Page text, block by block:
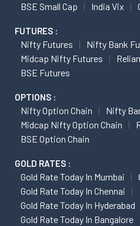
BSE Small Cap
India Vix
FUTURES :
Nifty Futures
Nifty Bank
Midcap Nifty Futures
BSE Futures
OPTIONS :
Nifty Option Chain
Nifty
Midcap Nifty Option Chain
BSE Option Chain
GOLD RATES :
Gold Rate Today In Mumbai
Gold Rate Today In Chennai
Gold Rate Today In Hyderabad
Gold Rate Today In Bangalore